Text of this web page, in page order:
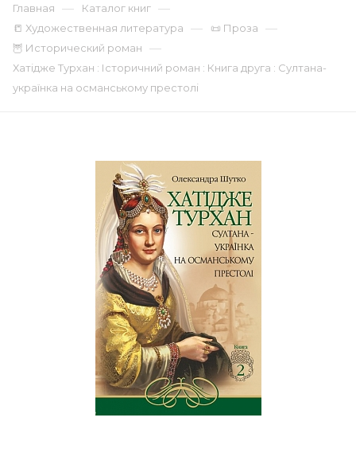
Главная — Каталог книг —
📒 Художественная литература — 📜 Проза —
🦉 Исторический роман —
Хатідже Турхан : Історичний роман : Книга друга : Султана-
українка на османському престолі